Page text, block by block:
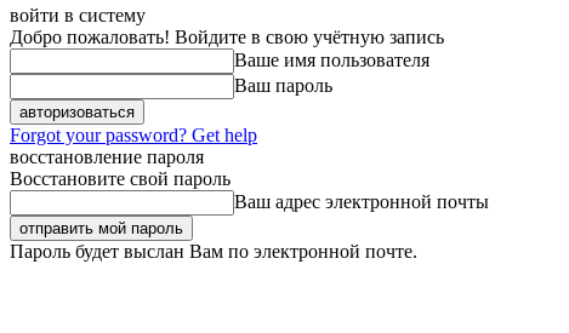
войти в систему
Добро пожаловать! Войдите в свою учётную запись
Ваше имя пользователя
Ваш пароль
Forgot your password? Get help
восстановление пароля
Восстановите свой пароль
Ваш адрес электронной почты
Пароль будет выслан Вам по электронной почте.